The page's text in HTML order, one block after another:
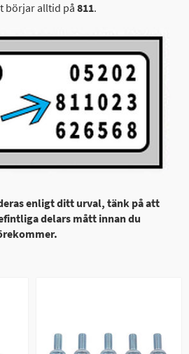
börjar alltid på 811.
enligt ditt urval, tänk på att
delars mått innan du